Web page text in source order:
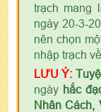
trạch mang
ngày 20-3-
nên chọn
nhập trạch
LƯU Ý:
ngày hắc
Nhân Cách,